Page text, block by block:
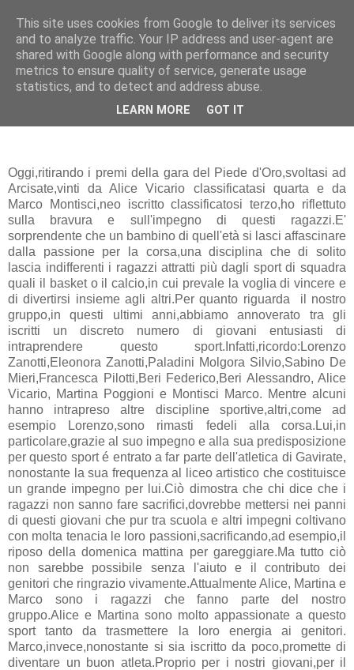
RUNNERS VALBOSSA
lunedì 29 giugno 2009
GIOVANISSIMI DELLA VALBOSSA
Oggi,ritirando i premi della gara del Piede d'Oro,svoltasi ad
Arcisate,vinti da Alice Vicario classificatasi quarta e da
Marco Montisci,neo iscritto classificatosi terzo,ho riflettuto
sulla bravura e sull'impegno di questi ragazzi.E'
sorprendente che un bambino di quell'età si lasci affascinare
dalla passione per la corsa,una disciplina che di solito
lascia indifferenti i ragazzi attratti più dagli sport di squadra
quali il basket o il calcio,in cui prevale la voglia di vincere e
di divertirsi insieme agli altri.Per quanto riguarda il nostro
gruppo,in questi ultimi anni,abbiamo annoverato tra gli
iscritti un discreto numero di giovani entusiasti di
intraprendere questo sport.Infatti,ricordo:Lorenzo
Zanotti,Eleonora Zanotti,Paladini Molgora Silvio,Sabino De
Mieri,Francesca Pilotti,Beri Federico,Beri Alessandro, Alice
Vicario, Martina Poggioni e Montisci Marco. Mentre alcuni
hanno intrapreso altre discipline sportive,altri,come ad
esempio Lorenzo,sono rimasti fedeli alla corsa.Lui,in
particolare,grazie al suo impegno e alla sua predisposizione
per questo sport é entrato a far parte dell'atletica di Gavirate,
nonostante la sua frequenza al liceo artistico che costituisce
un grande impegno per lui.Ciò dimostra che chi dice che i
ragazzi non sanno fare sacrifici,dovrebbe mettersi nei panni
di questi giovani che pur tra scuola e altri impegni coltivano
con molta tenacia le loro passioni,sacrificando,ad esempio,il
riposo della domenica mattina per gareggiare.Ma tutto ciò
non sarebbe possibile senza l'aiuto e il contributo dei
genitori che ringrazio vivamente.Attualmente Alice, Martina e
Marco sono i ragazzi che fanno parte del nostro
gruppo.Alice e Martina sono molto appassionate a questo
sport tanto da trasmettere la loro energia ai genitori.
Marco,invece,nonostante si sia iscritto da poco,promette di
diventare un buon atleta.Proprio per i nostri giovani,per il
This site uses cookies from Google to deliver its services
and to analyze traffic. Your IP address and user-agent are
shared with Google along with performance and security
metrics to ensure quality of service, generate usage
statistics, and to detect and address abuse.
LEARN MORE GOT IT